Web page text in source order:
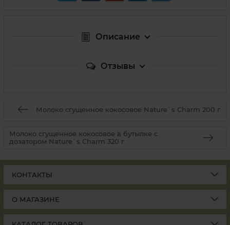
Описание
Отзывы
Молоко сгущенное кокосовое Nature`s Charm 200 г
Молоко сгущенное кокосовое в бутылке с
дозатором Nature`s Charm 320 г
КОНТАКТЫ
О МАГАЗИНЕ